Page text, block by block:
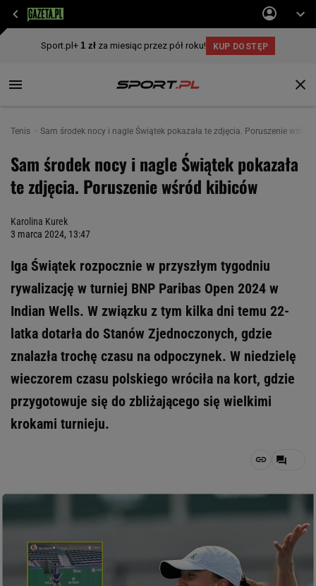
Tenis Sam środek nocy i nagle Świątek pokazała te zdjęcia. Poruszenie wśród
Sam środek nocy i nagle Świątek pokazała
te zdjęcia. Poruszenie wśród kibiców
Karolina Kurek
3 marca 2024, 13:47
Iga Świątek rozpocznie w przyszłym tygodniu
rywalizację w turniej BNP Paribas Open 2024 w
Indian Wells. W związku z tym kilka dni temu 22-
latka dotarła do Stanów Zjednoczonych, gdzie
znalazła trochę czasu na odpoczynek. W niedzielę
wieczorem czasu polskiego wróciła na kort, gdzie
przygotowuje się do zbliżającego się wielkimi
krokami turnieju.